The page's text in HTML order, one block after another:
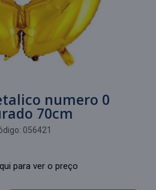
numero 0
70cm
056421
para ver o preço